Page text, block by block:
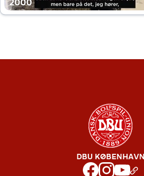
2000
DBU KØBENHAVN